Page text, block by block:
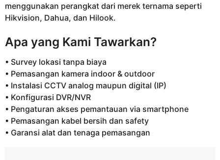
menggunakan perangkat dari merek ternama seperti
Hikvision, Dahua, dan Hilook.
Apa yang Kami Tawarkan?
• Survey lokasi tanpa biaya
• Pemasangan kamera indoor & outdoor
• Instalasi CCTV analog maupun digital (IP)
• Konfigurasi DVR/NVR
• Pengaturan akses pemantauan via smartphone
• Pemasangan kabel bersih dan safety
• Garansi alat dan tenaga pemasangan